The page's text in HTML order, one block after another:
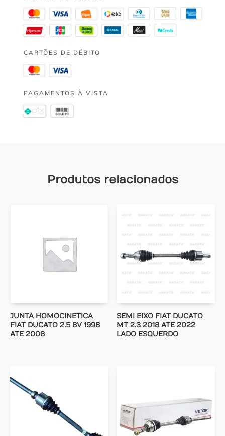
CARTÕES DE DÉBITO
PAGAMENTOS À VISTA
Produtos relacionados
JUNTA HOMOCINETICA
FIAT DUCATO 2.5 8V 1998
ATE 2008
SEMI EIXO FIAT DUCATO
MT 2.3 2018 ATE 2022
LADO ESQUERDO